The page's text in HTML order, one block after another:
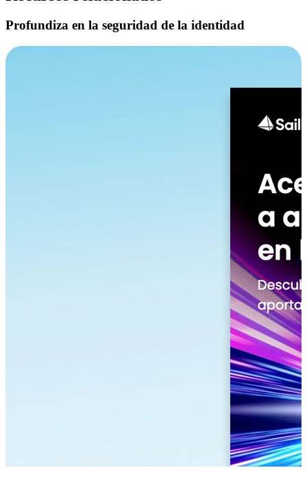
Profundiza en la seguridad de la identidad